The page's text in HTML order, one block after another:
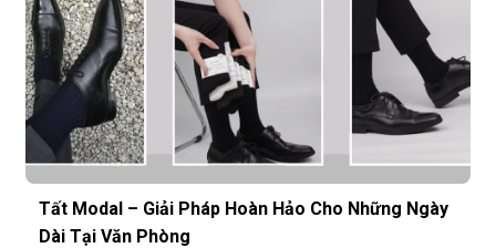
Tất Modal – Giải Pháp Hoàn Hảo Cho Những Ngày
Dài Tại Văn Phòng